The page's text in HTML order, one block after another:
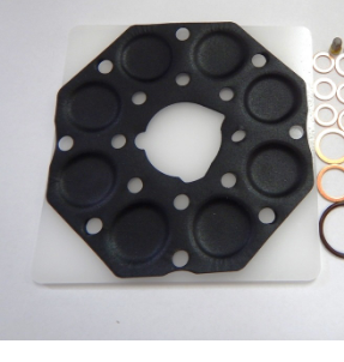
オプション品（17）
TPMS（4）
その他（9）
安定化電源ユニット（8）
バッテリーテスター（4）
古い車両用診断テスター（10）
バイク用診断テスター（7）
その他（20）
ドイツ車（211）
イタリア/フランス車（27）
イギリス車（23）
アメリカ車（15）
スウェーデン車（20）
スウェーデン車（45）
日本車（40）
ロシア（8）
ブレーキキャリパーリペアキット（368）
イモビライザーOFF（1）
その他（6）